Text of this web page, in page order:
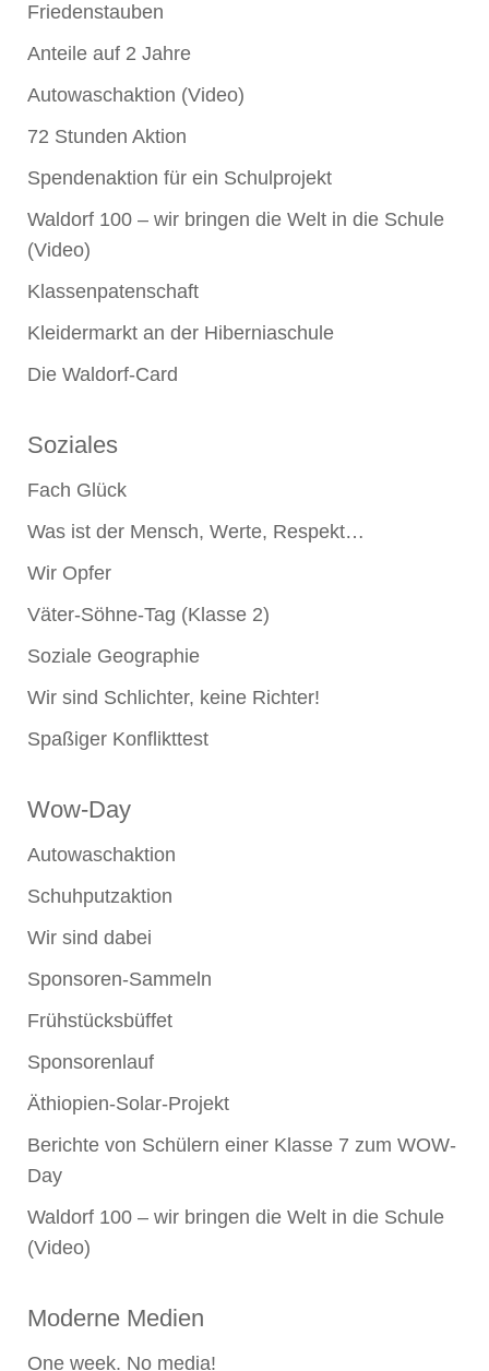
Friedenstauben
Anteile auf 2 Jahre
Autowaschaktion (Video)
72 Stunden Aktion
Spendenaktion für ein Schulprojekt
Waldorf 100 – wir bringen die Welt in die Schule
(Video)
Klassenpatenschaft
Kleidermarkt an der Hiberniaschule
Die Waldorf-Card
Soziales
Fach Glück
Was ist der Mensch, Werte, Respekt…
Wir Opfer
Väter-Söhne-Tag (Klasse 2)
Soziale Geographie
Wir sind Schlichter, keine Richter!
Spaßiger Konflikttest
Wow-Day
Autowaschaktion
Schuhputzaktion
Wir sind dabei
Sponsoren-Sammeln
Frühstücksbüffet
Sponsorenlauf
Äthiopien-Solar-Projekt
Berichte von Schülern einer Klasse 7 zum WOW-
Day
Waldorf 100 – wir bringen die Welt in die Schule
(Video)
Moderne Medien
One week. No media!